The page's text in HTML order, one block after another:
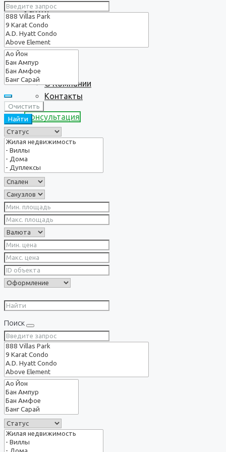
Услуги
О нас
О Компании
Контакты
Консультация
Очистить
Найти
Поиск